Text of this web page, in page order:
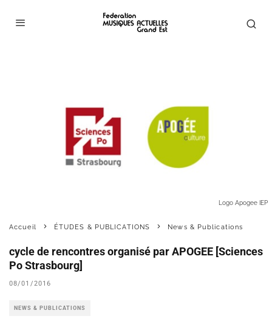
Logo Apogee IEP
Accueil ÉTUDES & PUBLICATIONS News & Publications
cycle de rencontres organisé par APOGEE [Sciences
Po Strasbourg]
08/01/2016
NEWS & PUBLICATIONS